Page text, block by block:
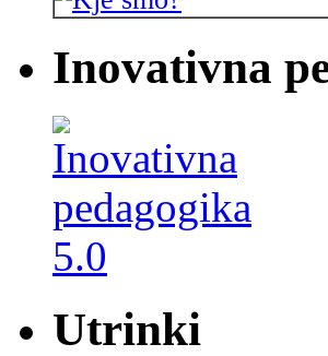
Inovativna
Utrinki